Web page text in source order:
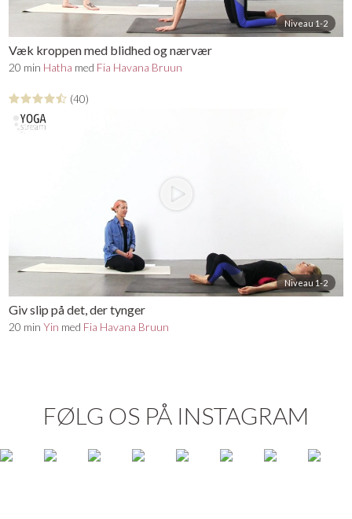
Niveau 1-2
Væk kroppen med blidhed og nærvær
20 min Hatha med Fia Havana Bruun
(40)
Niveau 1-2
Giv slip på det, der tynger
20 minYin med Fia Havana Bruun
FØLG OS PÅ INSTAGRAM